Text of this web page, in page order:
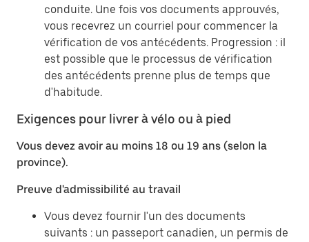
conduite. Une fois vos documents approuvés,
vous recevrez un courriel pour commencer la
vérification de vos antécédents. Progression : il
est possible que le processus de vérification
des antécédents prenne plus de temps que
d'habitude.
Exigences pour livrer à vélo ou à pied
Vous devez avoir au moins 18 ou 19 ans (selon la
province).
Preuve d'admissibilité au travail
Vous devez fournir l'un des documents
suivants : un passeport canadien, un permis de